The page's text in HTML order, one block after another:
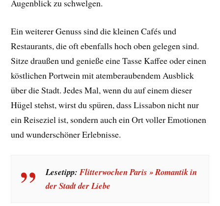
Augenblick zu schwelgen.
Ein weiterer Genuss sind die kleinen Cafés und
Restaurants, die oft ebenfalls hoch oben gelegen sind.
Sitze draußen und genieße eine Tasse Kaffee oder einen
köstlichen Portwein mit atemberaubendem Ausblick
über die Stadt. Jedes Mal, wenn du auf einem dieser
Hügel stehst, wirst du spüren, dass Lissabon nicht nur
ein Reiseziel ist, sondern auch ein Ort voller Emotionen
und wunderschöner Erlebnisse.
Lesetipp: Flitterwochen Paris » Romantik in
der Stadt der Liebe